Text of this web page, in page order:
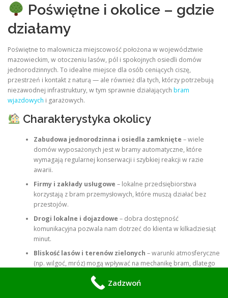
Poświętne i okolice – gdzie
działamy
Poświętne to malownicza miejscowość położona w województwie
mazowieckim, w otoczeniu lasów, pól i spokojnych osiedli domów
jednorodzinnych. To idealne miejsce dla osób ceniących ciszę,
przestrzeń i kontakt z naturą — ale również dla tych, którzy potrzebują
niezawodnej infrastruktury, w tym sprawnie działających bram
wjazdowych i garażowych.
Charakterystyka okolicy
Zabudowa jednorodzinna i osiedla zamknięte – wiele
domów wyposażonych jest w bramy automatyczne, które
wymagają regularnej konserwacji i szybkiej reakcji w razie
awarii.
Firmy i zakłady usługowe – lokalne przedsiębiorstwa
korzystają z bram przemysłowych, które muszą działać bez
przestojów.
Drogi lokalne i dojazdowe – dobra dostępność
komunikacyjna pozwala nam dotrzeć do klienta w kilkadziesiąt
minut.
Bliskość lasów i terenów zielonych – warunki atmosferyczne
(np. wilgoć, mróz) mogą wpływać na mechanikę bram, dlatego
Zadzwoń